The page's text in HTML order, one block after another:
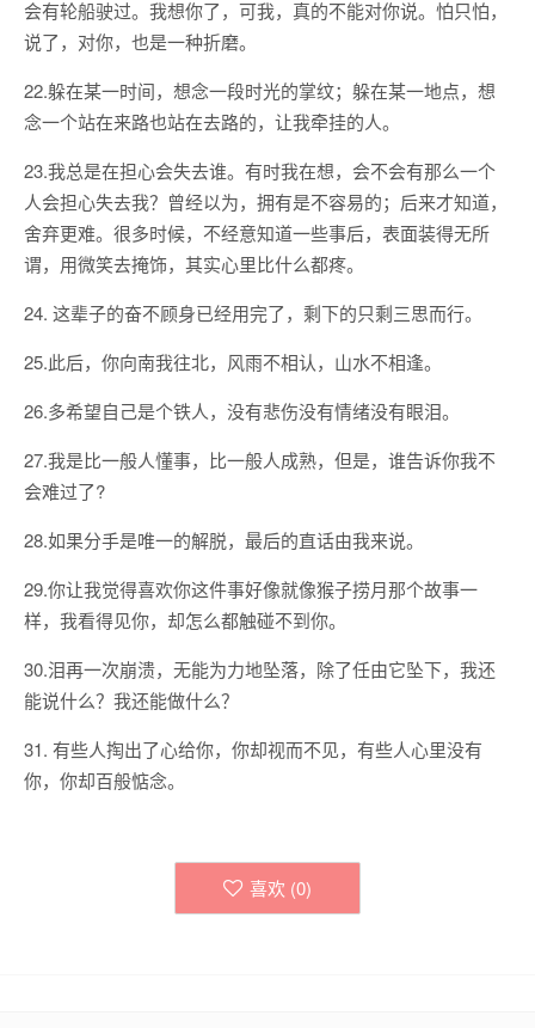
会有轮船驶过。我想你了，可我，真的不能对你说。怕只怕，
说了，对你，也是一种折磨。
22.躲在某一时间，想念一段时光的掌纹；躲在某一地点，想
念一个站在来路也站在去路的，让我牵挂的人。
23.我总是在担心会失去谁。有时我在想，会不会有那么一个
人会担心失去我？曾经以为，拥有是不容易的；后来才知道，
舍弃更难。很多时候，不经意知道一些事后，表面装得无所
谓，用微笑去掩饰，其实心里比什么都疼。
24. 这辈子的奋不顾身已经用完了，剩下的只剩三思而行。
25.此后，你向南我往北，风雨不相认，山水不相逢。
26.多希望自己是个铁人，没有悲伤没有情绪没有眼泪。
27.我是比一般人懂事，比一般人成熟，但是，谁告诉你我不
会难过了?
28.如果分手是唯一的解脱，最后的直话由我来说。
29.你让我觉得喜欢你这件事好像就像猴子捞月那个故事一
样，我看得见你，却怎么都触碰不到你。
30.泪再一次崩溃，无能为力地坠落，除了任由它坠下，我还
能说什么？我还能做什么？
31. 有些人掏出了心给你，你却视而不见，有些人心里没有
你，你却百般惦念。
喜欢 (0)